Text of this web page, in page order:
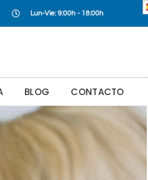
Lun-Vie: 9:00h - 18:00h
BLOG CONTACTO